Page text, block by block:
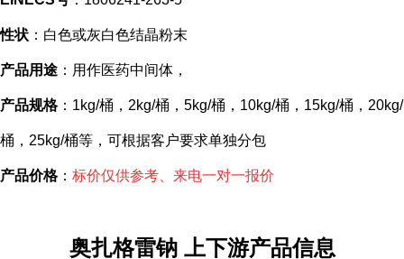
性状 ：白色或灰白色结晶粉末
产品用途 ：用作医药中间体，
产品规格：1kg/桶，2kg/桶，5kg/桶，10kg/桶，15kg/桶，20kg/
桶，25kg/桶等，可根据客户要求单独分包
产品价格： 标价仅供参考、来电一对一报价
奥扎格雷钠 上下游产品信息